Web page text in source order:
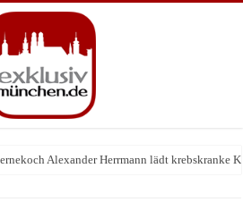
Alexander Herrmann lädt krebskranke
Treffpunkt der Lingerie-Branche wurde